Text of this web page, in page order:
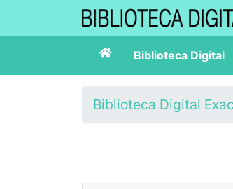
Biblioteca Digital
Biblioteca Digital